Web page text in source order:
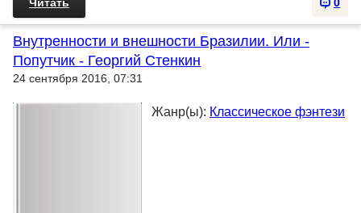
Внутренности и внешности Бразилии. Или -
Попутчик - Георгий Стенкин
24 сентября 2016, 07:31
Жанр(ы): Классическое фэнтези